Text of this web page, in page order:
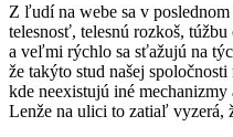
Z ľudí na webe sa v
telesnosť, telesnú rozkoš,
a veľmi rýchlo sa sťažujú na
že takýto stud našej
kde neexistujú iné mechanizmy
Lenže na ulici to zatiaľ vyzerá,